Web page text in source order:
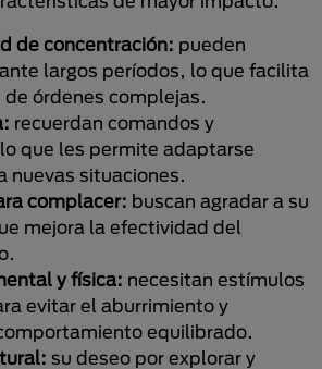
de concentración: pueden
largos períodos, lo que facilita
de órdenes complejas.
recuerdan comandos y
que les permite adaptarse
nuevas situaciones.
complacer: buscan agradar a su
mejora la efectividad del
y física: necesitan estímulos
evitar el aburrimiento y
equilibrado.
su deseo por explorar y